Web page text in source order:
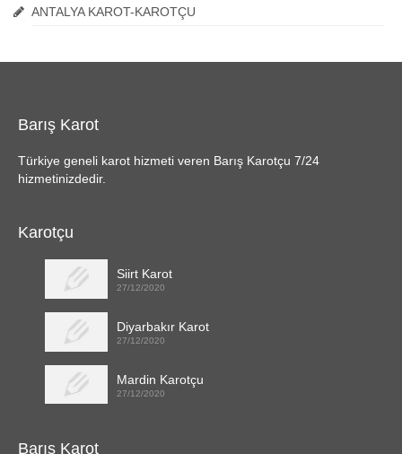
ANTALYA KAROT-KAROTÇU
Barış Karot
Türkiye geneli karot hizmeti veren Barış Karotçu 7/24
hizmetinizdedir.
Karotçu
Siirt Karot
27/12/2020
Diyarbakır Karot
27/12/2020
Mardin Karotçu
27/12/2020
Barış Karot